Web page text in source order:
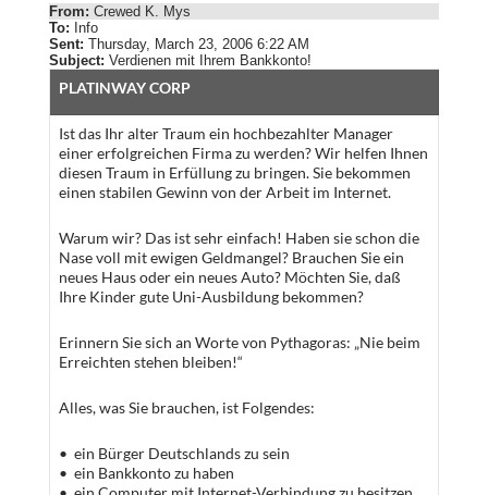
From: Crewed K. Mys
To: Info
Sent: Thursday, March 23, 2006 6:22 AM
Subject: Verdienen mit Ihrem Bankkonto!
PLATINWAY CORP
Ist das Ihr alter Traum ein hochbezahlter Manager
einer erfolgreichen Firma zu werden? Wir helfen Ihnen
diesen Traum in Erfüllung zu bringen. Sie bekommen
einen stabilen Gewinn von der Arbeit im Internet.
Warum wir? Das ist sehr einfach! Haben sie schon die
Nase voll mit ewigen Geldmangel? Brauchen Sie ein
neues Haus oder ein neues Auto? Möchten Sie, daß
Ihre Kinder gute Uni-Ausbildung bekommen?
Erinnern Sie sich an Worte von Pythagoras: „Nie beim
Erreichten stehen bleiben!“
Alles, was Sie brauchen, ist Folgendes:
• ein Bürger Deutschlands zu sein
• ein Bankkonto zu haben